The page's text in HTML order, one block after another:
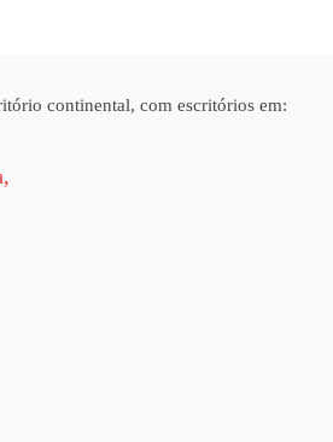
continental, com escritórios em: